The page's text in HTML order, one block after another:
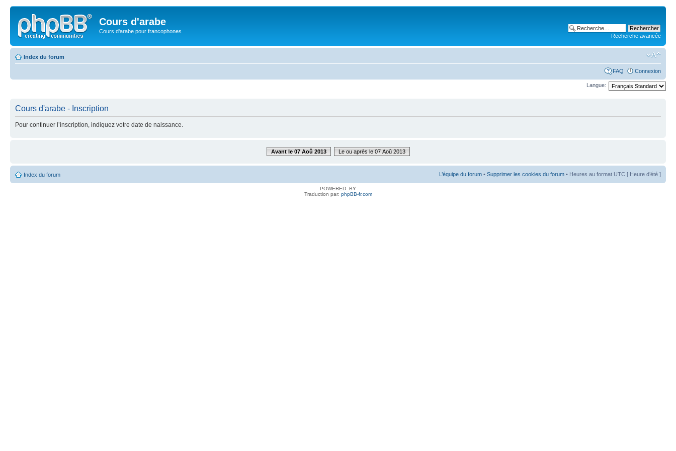
Cours d'arabe
Cours d'arabe pour francophones
Recherche avancée
Index du forum
FAQ Connexion
Langue:
Cours d'arabe - Inscription
Pour continuer l’inscription, indiquez votre date de naissance.
Avant le 07 Aoû 2013 Le ou après le 07 Aoû 2013
Index du forum L’équipe du forum • Supprimer les cookies du forum • Heures au format UTC [ Heure d’été ]
POWERED_BY
Traduction par: phpBB-fr.com